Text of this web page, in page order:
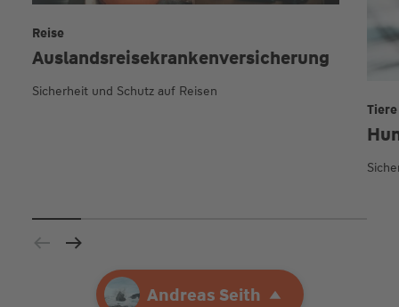
Ihre AgenturAndreas Seith
Andreas Seith
Auslands­reise­kranken­versicherung
Reise
Sicherheit und Schutz auf Reisen
Tiere